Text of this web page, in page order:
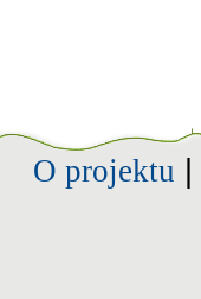
O projektu